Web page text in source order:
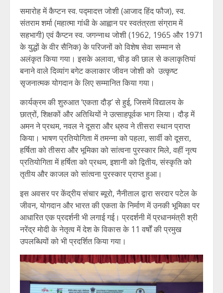
समारोह में कैप्टन स्व. पद्मादत्त जोशी (आजाद हिंद फौज), स्व.
संतराम शर्मा (महात्मा गांधी के आह्वान पर स्वतंत्रता संग्राम में
सहभागी) एवं कैप्टन स्व. जगन्नाथ जोशी (1962, 1965 और 1971
के युद्धों के वीर सैनिक) के परिजनों को विशेष सेवा सम्मान से
अलंकृत किया गया। इसके अलावा, चीड़ की छाल से कलाकृतियां
बनाने वाले दिव्यांग बगेट कलाकार जीवन जोशी को उत्कृष्ट
सृजनात्मक योगदान के लिए सम्मानित किया गया।
कार्यक्रम की शुरुआत ‘एकता दौड़’ से हुई, जिसमें विद्यालय के
छात्रों, शिक्षकों और अतिथियों ने उत्साहपूर्वक भाग लिया। दौड़ में
अमन ने प्रथम, नवल ने दूसरा और ध्रुव ने तीसरा स्थान प्राप्त
किया। भाषण प्रतियोगिता में तमन्ना को पहला, सार्वी को दूसरा,
हर्षिता को तीसरा और भूमिका को सांत्वना पुरस्कार मिले, वहीं नृत्य
प्रतियोगिता में हर्षिता को प्रथम, इशानी को द्वितीय, संस्कृति को
तृतीय और काजल को सांत्वना पुरस्कार प्राप्त हुआ।
इस अवसर पर केंद्रीय संचार ब्यूरो, नैनीताल द्वारा सरदार पटेल के
जीवन, योगदान और भारत की एकता के निर्माण में उनकी भूमिका पर
आधारित एक प्रदर्शनी भी लगाई गई। प्रदर्शनी में प्रधानमंत्री श्री
नरेंद्र मोदी के नेतृत्व में देश के विकास के 11 वर्षों की प्रमुख
उपलब्धियों को भी प्रदर्शित किया गया।